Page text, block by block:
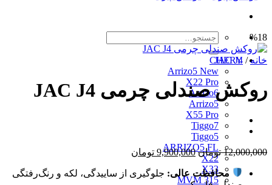
جستجو
برای:
CHERY
Arrizo5 New
X22 Pro
Arrizo6
Arrizo5
X55 Pro
Tiggo7
Tiggo5
ARRIZO5 FL
X22
X33
MVM 315
%18
خانه /
JAC J4
روکش صندلی چرمی JAC J4
12,000,000 تومانقیمت
12,000,000 تومان
9,900,000 تومان
9,900,000 تومان
محافظت عالی: جلوگیری از ساییدگی، لکه و رنگ‌رفتگی